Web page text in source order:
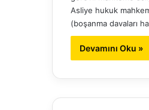
Asliye hukuk
(boşanma davaları
Devamını Oku »